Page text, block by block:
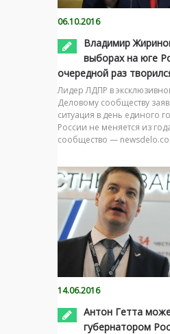
06.10.2016
Владимир
выборах на юге
очередной раз
Лидер ЛДПР в
Деловому сообществу
ситуация в день единого
России не меняется из
сообщество —
14.06.2016
Антон Гетта
губернатором